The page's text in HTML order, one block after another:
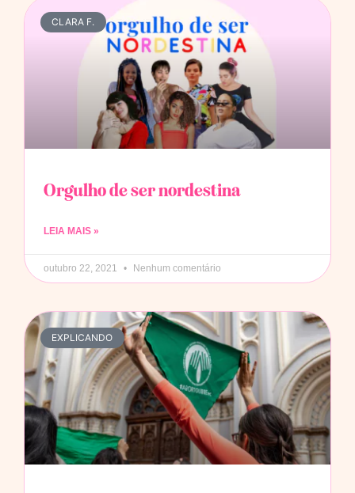
CLARA F.
Orgulho de ser nordestina
LEIA MAIS »
outubro 22, 2021 Nenhum comentário
EXPLICANDO